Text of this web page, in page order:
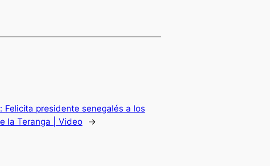
Felicita presidente senegalés a los
la Teranga | Video
→